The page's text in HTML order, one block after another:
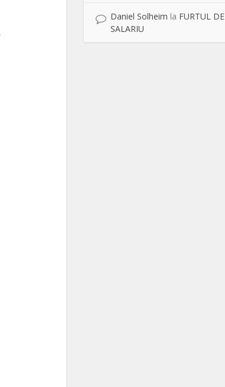
Daniel Solheim la FURTUL DE
SALARIU